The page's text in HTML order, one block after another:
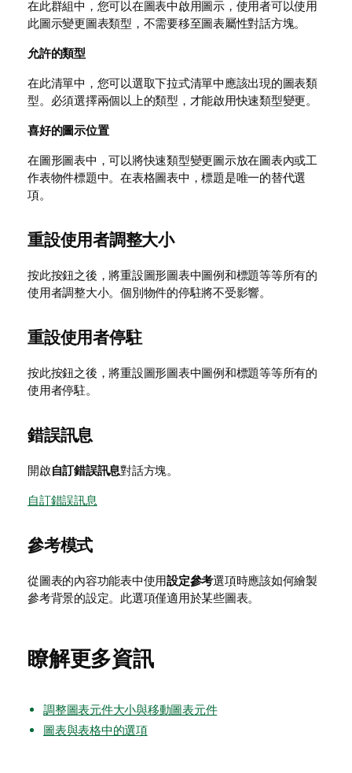
在此群組中，您可以在圖表中啟用圖示，使用者可以使用
此圖示變更圖表類型，不需要移至圖表屬性對話方塊。
允許的類型
在此清單中，您可以選取下拉式清單中應該出現的圖表類
型。必須選擇兩個以上的類型，才能啟用快速類型變更。
喜好的圖示位置
在圖形圖表中，可以將快速類型變更圖示放在圖表內或工
作表物件標題中。在表格圖表中，標題是唯一的替代選
項。
重設使用者調整大小
按此按鈕之後，將重設圖形圖表中圖例和標題等等所有的
使用者調整大小。個別物件的停駐將不受影響。
重設使用者停駐
按此按鈕之後，將重設圖形圖表中圖例和標題等等所有的
使用者停駐。
錯誤訊息
開啟自訂錯誤訊息對話方塊。
自訂錯誤訊息
參考模式
從圖表的內容功能表中使用設定參考選項時應該如何繪製
參考背景的設定。此選項僅適用於某些圖表。
瞭解更多資訊
調整圖表元件大小與移動圖表元件
圖表與表格中的選項